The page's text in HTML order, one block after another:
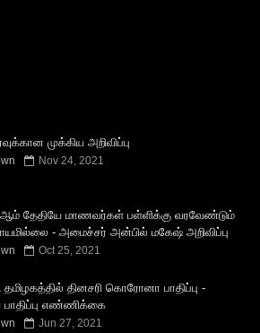
முக்கிய அறிவிப்பு
Nov 24, 2021
தேதியே மாணவர்கள் பள்ளிக்கு வரவேண்டும்
- அமைச்சர் அன்பில் மகேஷ் அறிவிப்பு
Oct 25, 2021
தமிழகத்தில் தினசரி கொரோனா பாதிப்பு -
எண்ணிக்கை
Jun 27, 2021